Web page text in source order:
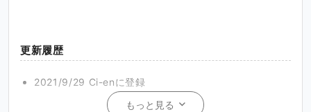
更新履歴
2021/9/29 Ci-enに登録
もっと見る